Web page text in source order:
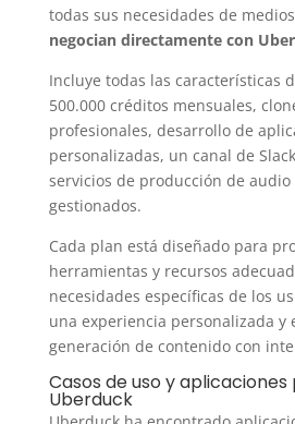
todas sus necesidades de
negocian directamente con
Incluye todas las características
500.000 créditos mensuales,
profesionales, desarrollo de
personalizadas, un canal de
servicios de producción de
gestionados.
Cada plan está diseñado para
herramientas y recursos
necesidades específicas de los
una experiencia personalizada y
generación de contenido con
Casos de uso y
Uberduck